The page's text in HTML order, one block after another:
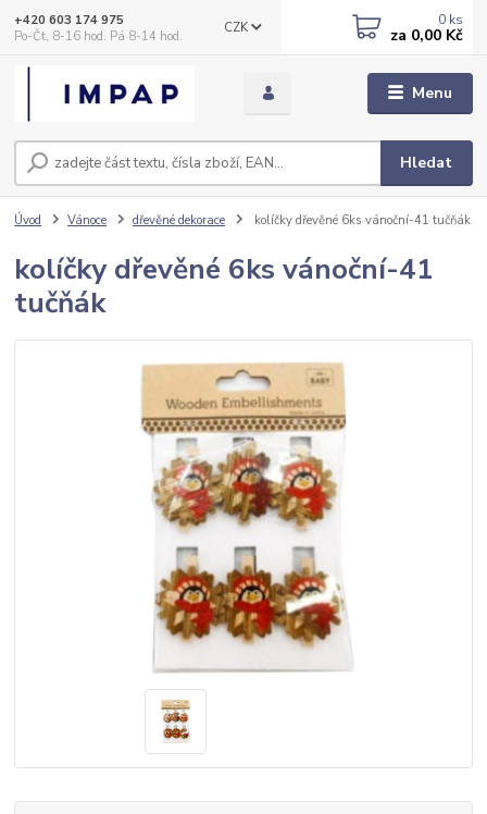
Menu
CZK
Hledat
+420 603 174 975
Po-Čt, 8-16 hod. Pá 8-14 hod.
0 ks
za 0,00 Kč
Úvod Vánoce dřevěné dekorace kolíčky dřevěné 6ks vánoční-41 tučňák
kolíčky dřevěné 6ks vánoční-41
tučňák